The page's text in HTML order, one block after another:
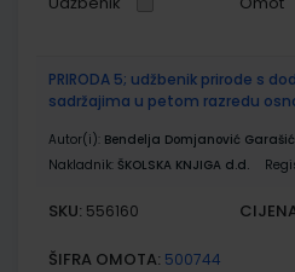
PRIRODA 5; udžbenik prirode s
sadržajima u petom razredu
Autor(i): Bendelja Domjanović
Nakladnik: ŠKOLSKA KNJIGA d.d.
SKU: 556160
ŠIFRA OMOTA: 500744